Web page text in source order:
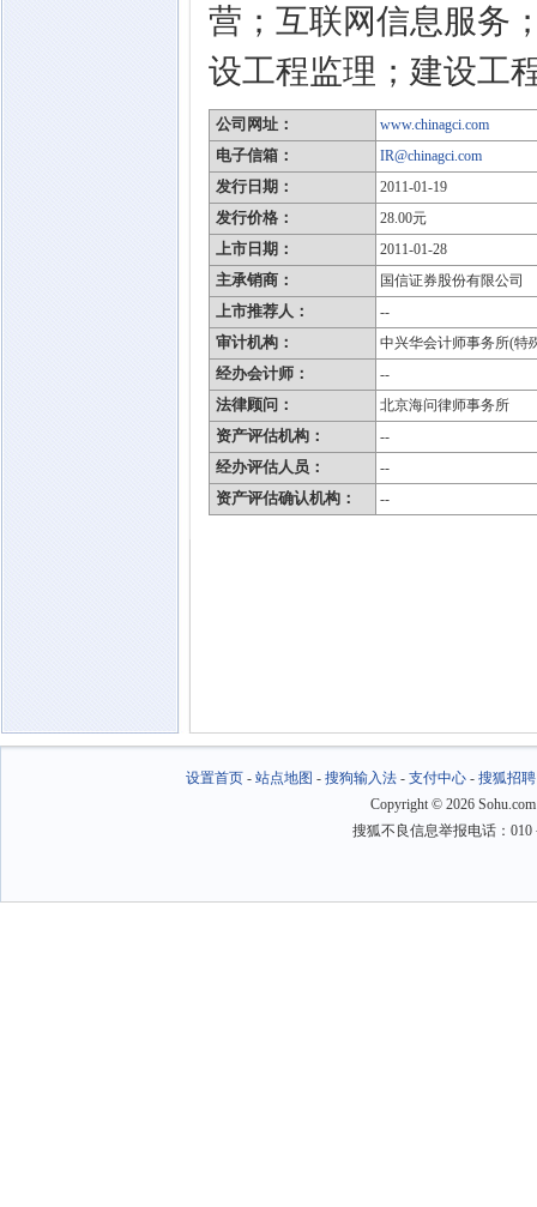
营；互联网信息服务
设工程监理；建设工
公司网址： www.chinagci.com
电子信箱： IR@chinagci.com
发行日期： 2011-01-19
发行价格： 28.00元
上市日期： 2011-01-28
主承销商： 国信证券股份有限公司
上市推荐人： --
审计机构： 中兴华会计师事务所(特
经办会计师： --
法律顾问： 北京海问律师事务所
资产评估机构： --
经办评估人员： --
资产评估确认机构： --
设置首页- 站点地图 - 搜狗输入法- 支付中心- 搜狐招聘
Copyright © 2026
搜狐不良信息举报电话：010